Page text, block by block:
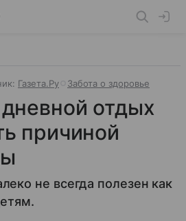
Газета.Ру Забота о здоровье
отдых
причиной
не всегда полезен как